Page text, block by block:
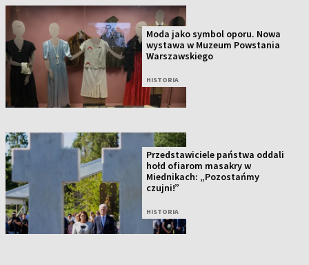
Moda jako symbol oporu. Nowa
wystawa w Muzeum Powstania
Warszawskiego
HISTORIA
Przedstawiciele państwa oddali
hołd ofiarom masakry w
Miednikach: „Pozostańmy
czujni!”
HISTORIA